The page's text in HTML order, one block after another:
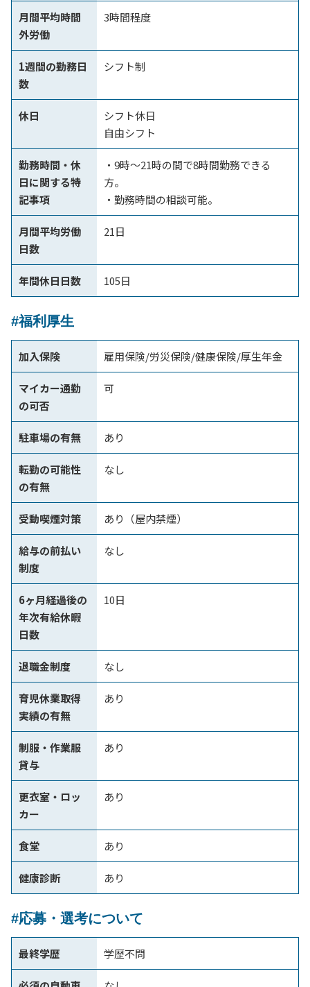
月間平均時間
外労働
3時間程度
1週間の勤務日
数
シフト制
休日
シフト休日
自由シフト
勤務時間・休
日に関する特
記事項
・9時～21時の間で8時間勤務できる
方。
・勤務時間の相談可能。
月間平均労働
日数
21日
年間休日日数 105日
#福利厚生
加入保険 雇用保険/労災保険/健康保険/厚生年金
マイカー通勤
の可否
可
駐車場の有無 あり
転勤の可能性
の有無
なし
受動喫煙対策 あり（屋内禁煙）
給与の前払い
制度
なし
6ヶ月経過後の
年次有給休暇
日数
10日
退職金制度 なし
育児休業取得
実績の有無
あり
制服・作業服
貸与
あり
更衣室・ロッ
カー
あり
食堂 あり
健康診断 あり
#応募・選考について
最終学歴 学歴不問